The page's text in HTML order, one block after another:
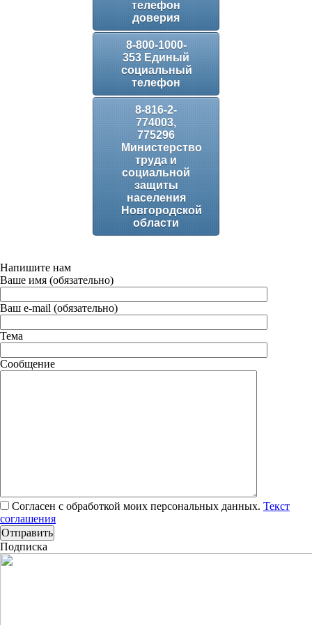
телефон
доверия
8-800-1000-
353 Единый
социальный
телефон
8-816-2-
774003,
775296
Министерство
труда и
социальной
защиты
населения
Новгородской
области
Напишите нам
Ваше имя (обязательно)
Ваш e-mail (обязательно)
Тема
Сообщение
Согласен с обработкой моих персональных данных. Текст
соглашения
Подписка